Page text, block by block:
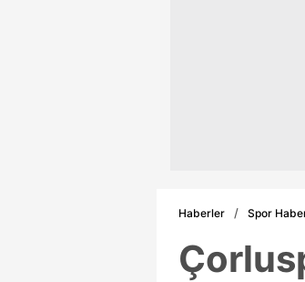
Haberler Spor